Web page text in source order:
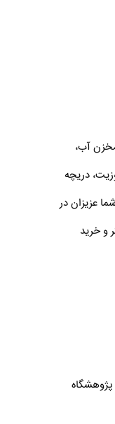
آب،
دریچه
عزیزان در
و خرید
کرج، پژوهشگاه